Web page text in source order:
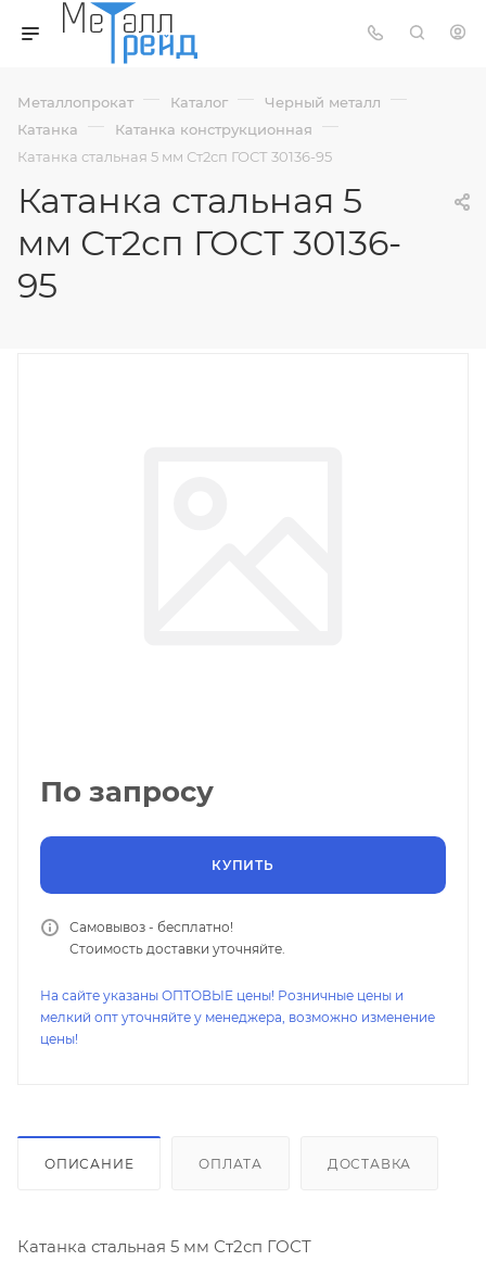
Металлопрокат — Каталог — Черный металл —
Катанка — Катанка конструкционная —
Катанка стальная 5 мм Ст2сп ГОСТ 30136-95
Катанка стальная 5
мм Ст2сп ГОСТ 30136-
95
По запросу
КУПИТЬ
Самовывоз - бесплатно!
Стоимость доставки уточняйте.
На сайте указаны ОПТОВЫЕ цены! Розничные цены и
мелкий опт уточняйте у менеджера, возможно изменение
цены!
ОПИСАНИЕ ОПЛАТА ДОСТАВКА
Катанка стальная 5 мм Ст2сп ГОСТ